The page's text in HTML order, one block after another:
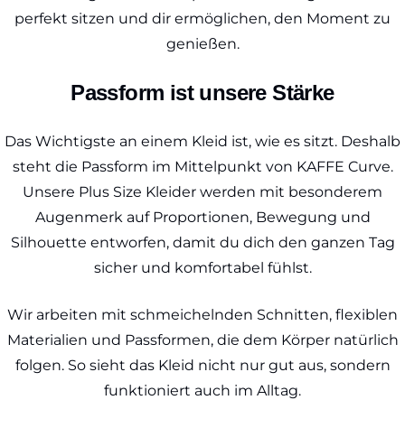
perfekt sitzen und dir ermöglichen, den Moment zu
genießen.
Passform ist unsere Stärke
Das Wichtigste an einem Kleid ist, wie es sitzt. Deshalb
steht die Passform im Mittelpunkt von KAFFE Curve.
Unsere Plus Size Kleider werden mit besonderem
Augenmerk auf Proportionen, Bewegung und
Silhouette entworfen, damit du dich den ganzen Tag
sicher und komfortabel fühlst.
Wir arbeiten mit schmeichelnden Schnitten, flexiblen
Materialien und Passformen, die dem Körper natürlich
folgen. So sieht das Kleid nicht nur gut aus, sondern
funktioniert auch im Alltag.